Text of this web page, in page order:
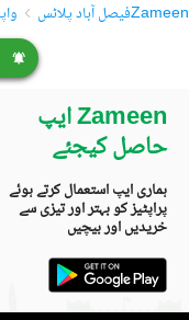
Zameenفیصل آباد پلاٹس
Zameen ایپ
حاصل کیجئے
ہماری ایپ استعمال کرتے ہوئے
پراپٹیز کو بہتر اور تیزی سے
خریدیں اور بیچیں